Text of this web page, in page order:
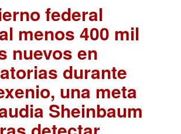
federal
menos 400 mil
nuevos en
durante
una meta
Sheinbaum